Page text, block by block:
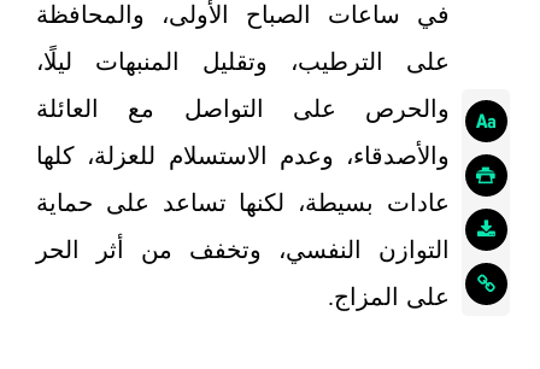
في ساعات الصباح الأولى، والمحافظة
على الترطيب، وتقليل المنبهات ليلًا،
والحرص على التواصل مع العائلة
والأصدقاء، وعدم الاستسلام للعزلة، كلها
عادات بسيطة، لكنها تساعد على حماية
التوازن النفسي، وتخفف من أثر الحر
على المزاج.